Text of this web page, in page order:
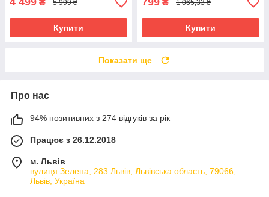
₴ 5 999 ₴
Купити
₴ 1 065,33 ₴
Купити
Показати ще
Про нас
94% позитивних з 274 відгуків за рік
Працює з 26.12.2018
м. Львів
вулиця Зелена, 283 Львів, Львівська область, 79066,
Львів, Україна